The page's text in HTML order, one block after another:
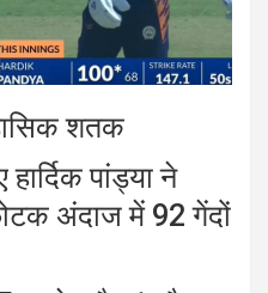
शतक
पांड्या ने
अंदाज में 92 गेंदों